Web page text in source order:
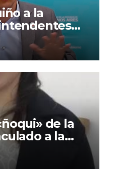
a la
ansioso
de la
a la
no quiere